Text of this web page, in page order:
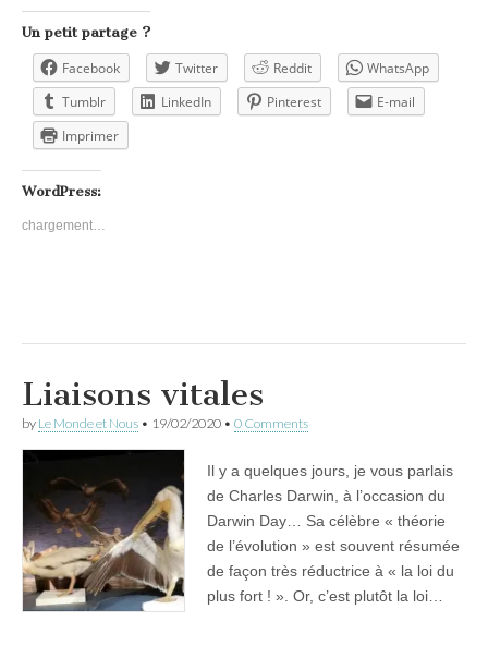
Un petit partage ?
Facebook Twitter Reddit
WhatsApp
Tumblr
LinkedIn Pinterest
E-mail
Imprimer
WordPress:
chargement…
Liaisons vitales
by Le Monde et Nous • 19/02/2020 • 0 Comments
Il y a quelques jours, je vous parlais
de Charles Darwin, à l’occasion du
Darwin Day… Sa célèbre « théorie
de l’évolution » est souvent résumée
de façon très réductrice à « la loi du
plus fort ! ». Or, c’est plutôt la loi…